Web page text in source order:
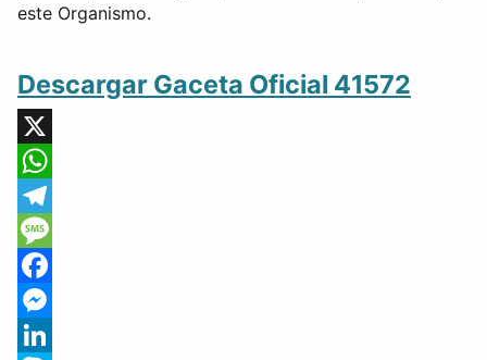
este Organismo.
Descargar Gaceta Oficial 41572
X
WhatsApp
Telegram
Message
Facebook
Messenger